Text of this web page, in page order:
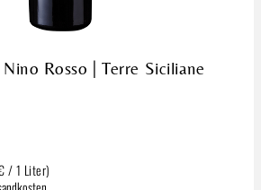
Rosso | Terre Siciliane
/ 1 Liter)